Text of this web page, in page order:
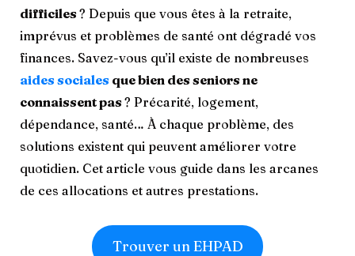
difficiles? Depuis que vous êtes à la retraite,
imprévus et problèmes de santé ont dégradé vos
finances. Savez-vous qu’il existe de nombreuses
aides sociales que bien des seniors ne
connaissent pas? Précarité, logement,
dépendance, santé… À chaque problème, des
solutions existent qui peuvent améliorer votre
quotidien. Cet article vous guide dans les arcanes
de ces allocations et autres prestations.
Trouver un EHPAD